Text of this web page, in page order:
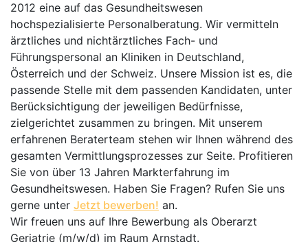
2012 eine auf das Gesundheitswesen
hochspezialisierte Personalberatung. Wir vermitteln
ärztliches und nichtärztliches Fach- und
Führungspersonal an Kliniken in Deutschland,
Österreich und der Schweiz. Unsere Mission ist es, die
passende Stelle mit dem passenden Kandidaten, unter
Berücksichtigung der jeweiligen Bedürfnisse,
zielgerichtet zusammen zu bringen. Mit unserem
erfahrenen Beraterteam stehen wir Ihnen während des
gesamten Vermittlungsprozesses zur Seite. Profitieren
Sie von über 13 Jahren Markterfahrung im
Gesundheitswesen. Haben Sie Fragen? Rufen Sie uns
gerne unter Jetzt bewerben! an.
Wir freuen uns auf Ihre Bewerbung als Oberarzt
Geriatrie (m/w/d) im Raum Arnstadt.